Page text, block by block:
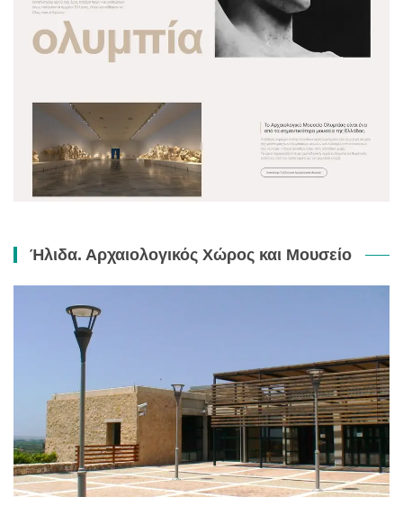
Ήλιδα. Αρχαιολογικός Χώρος και Μουσείο